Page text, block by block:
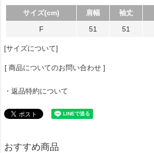
サイズ(cm) 肩幅 袖丈
F
51 51
[サイズについて]
[ 商品についてのお問い合わせ ]
・返品特約について
おすすめ商品